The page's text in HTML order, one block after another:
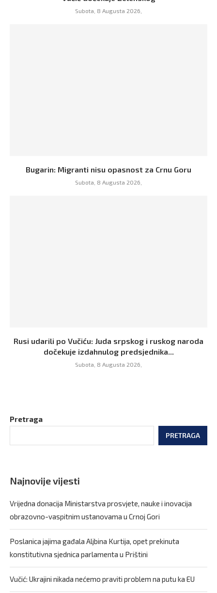
Subota, 8 Augusta 2026,
Bugarin: Migranti nisu opasnost za Crnu Goru
Subota, 8 Augusta 2026,
Rusi udarili po Vučiću: Juda srpskog i ruskog naroda
dočekuje izdahnulog predsjednika...
Subota, 8 Augusta 2026,
Pretraga
PRETRAGA
Najnovije vijesti
Vrijedna donacija Ministarstva prosvjete, nauke i inovacija
obrazovno-vaspitnim ustanovama u Crnoj Gori
Poslanica jajima gađala Aljbina Kurtija, opet prekinuta
konstitutivna sjednica parlamenta u Prištini
Vučić: Ukrajini nikada nećemo praviti problem na putu ka EU